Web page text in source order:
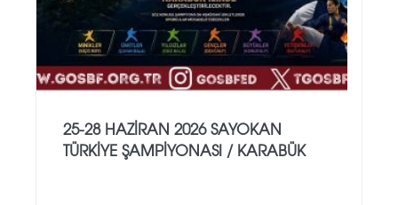
25-28 HAZİRAN 2026 SAYOKAN
TÜRKİYE ŞAMPİYONASI / KARABÜK